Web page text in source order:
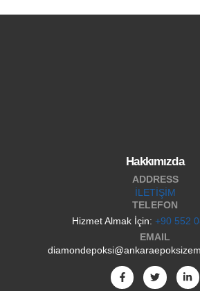
Hakkımızda
ADDRESS
İLETİŞİM
TELEFON
Hizmet Almak İçin: +90 552
EMAIL